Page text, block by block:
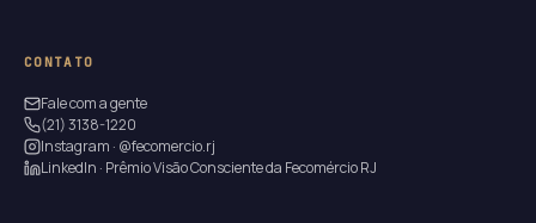
CONTATO
Fale com a gente
(21) 3138-1220
Instagram · @fecomercio.rj
LinkedIn · Prêmio Visão Consciente da Fecomércio RJ